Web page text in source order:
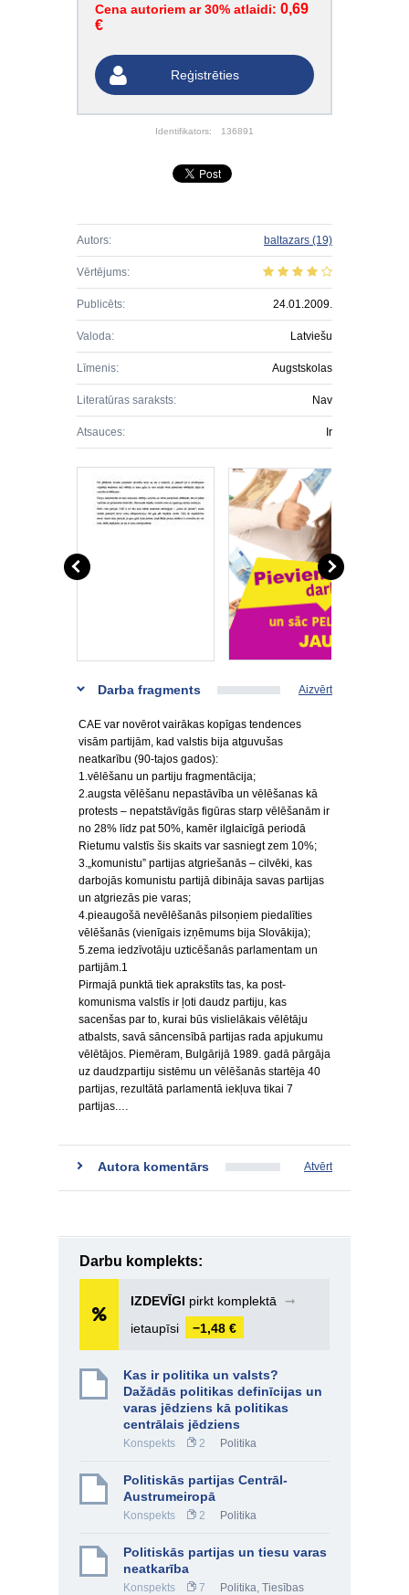
Cena autoriem ar 30% atlaidi: 0,69
€
Reģistrēties
Identifikators: 136891
Autors: baltazars (19)
Vērtējums:
Publicēts: 24.01.2009.
Valoda: Latviešu
Līmenis: Augstskolas
Literatūras saraksts: Nav
Atsauces: Ir
Darba fragments Aizvērt
CAE var novērot vairākas kopīgas tendences
visām partijām, kad valstis bija atguvušas
neatkarību (90-tajos gados):
1.vēlēšanu un partiju fragmentācija;
2.augsta vēlēšanu nepastāvība un vēlēšanas kā
protests – nepatstāvīgās figūras starp vēlēšanām ir
no 28% līdz pat 50%, kamēr ilglaicīgā periodā
Rietumu valstīs šis skaits var sasniegt zem 10%;
3.„komunistu” partijas atgriešanās – cilvēki, kas
darbojās komunistu partijā dibināja savas partijas
un atgriezās pie varas;
4.pieaugošā nevēlēšanās pilsoņiem piedalīties
vēlēšanās (vienīgais izņēmums bija Slovākija);
5.zema iedzīvotāju uzticēšanās parlamentam un
partijām.1
Pirmajā punktā tiek aprakstīts tas, ka post-
komunisma valstīs ir ļoti daudz partiju, kas
sacenšas par to, kurai būs vislielākais vēlētāju
atbalsts, savā sāncensībā partijas rada apjukumu
vēlētājos. Piemēram, Bulgārijā 1989. gadā pārgāja
uz daudzpartiju sistēmu un vēlēšanās startēja 40
partijas, rezultātā parlamentā iekļuva tikai 7
partijas.…
Autora komentārs Atvērt
Darbu komplekts:
IZDEVĪGI pirkt komplektā
➞
ietaupīsi
−1,48 €
Kas ir politika un valsts?
Dažādās politikas definīcijas un
varas jēdziens kā politikas
centrālais jēdziens
Konspekts 2 Politika
Politiskās partijas Centrāl-
Austrumeiropā
Konspekts 2 Politika
Politiskās partijas un tiesu varas
neatkarība
Konspekts 7 Politika, Tiesības